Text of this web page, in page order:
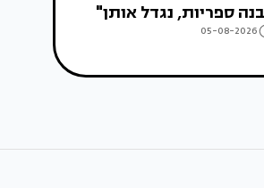
ספריות, נגדל אותן"
05-08-2026